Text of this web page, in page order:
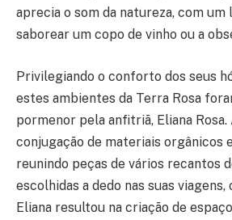
aprecia o som da natureza, com um
saborear um copo de vinho ou a
Privilegiando o conforto dos seus
estes ambientes da Terra Rosa
pormenor pela anfitriã, Eliana Rosa.
conjugação de materiais orgânicos
reunindo peças de vários recantos
escolhidas a dedo nas suas
Eliana resultou na criação de